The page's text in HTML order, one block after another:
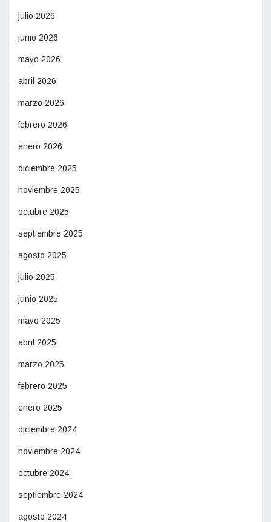
julio 2026
junio 2026
mayo 2026
abril 2026
marzo 2026
febrero 2026
enero 2026
diciembre 2025
noviembre 2025
octubre 2025
septiembre 2025
agosto 2025
julio 2025
junio 2025
mayo 2025
abril 2025
marzo 2025
febrero 2025
enero 2025
diciembre 2024
noviembre 2024
octubre 2024
septiembre 2024
agosto 2024